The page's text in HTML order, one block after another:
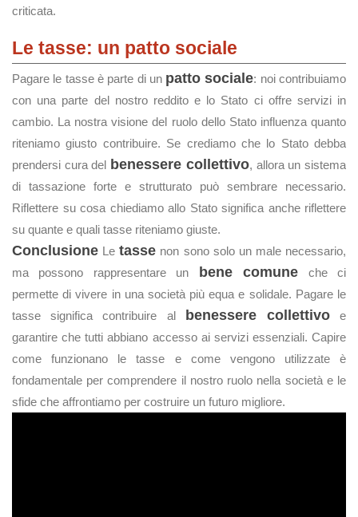
criticata.
Le tasse: un patto sociale
Pagare le tasse è parte di un patto sociale: noi contribuiamo
con una parte del nostro reddito e lo Stato ci offre servizi in
cambio. La nostra visione del ruolo dello Stato influenza quanto
riteniamo giusto contribuire. Se crediamo che lo Stato debba
prendersi cura del benessere collettivo, allora un sistema
di tassazione forte e strutturato può sembrare necessario.
Riflettere su cosa chiediamo allo Stato significa anche riflettere
su quante e quali tasse riteniamo giuste.
Conclusione Letasse non sono solo un male necessario,
ma possono rappresentare un
bene comune che ci
permette di vivere in una società più equa e solidale. Pagare le
tasse significa contribuire al
benessere collettivoe
garantire che tutti abbiano accesso ai servizi essenziali. Capire
come funzionano le tasse e come vengono utilizzate è
fondamentale per comprendere il nostro ruolo nella società e le
sfide che affrontiamo per costruire un futuro migliore.